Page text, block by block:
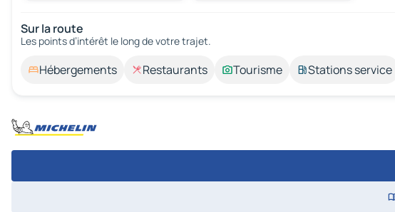
Sur la route
Les points d’intérêt le long de votre trajet.
Hébergements Restaurants Tourisme Stations service